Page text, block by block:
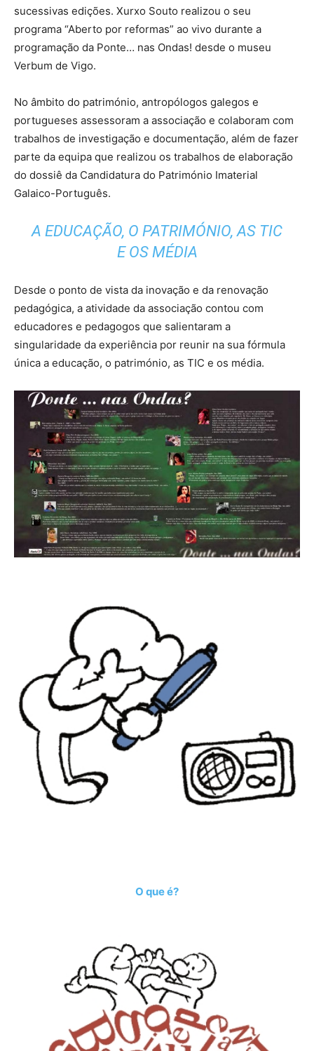
sucessivas edições. Xurxo Souto realizou o seu
programa “Aberto por reformas” ao vivo durante a
programação da Ponte… nas Ondas! desde o museu
Verbum de Vigo.
No âmbito do património, antropólogos galegos e
portugueses assessoram a associação e colaboram com
trabalhos de investigação e documentação, além de fazer
parte da equipa que realizou os trabalhos de elaboração
do dossiê da Candidatura do Património Imaterial
Galaico-Português.
A EDUCAÇÃO, O PATRIMÓNIO, AS TIC
E OS MÉDIA
Desde o ponto de vista da inovação e da renovação
pedagógica, a atividade da associação contou com
educadores e pedagogos que salientaram a
singularidade da experiência por reunir na sua fórmula
única a educação, o património, as TIC e os média.
O que é?